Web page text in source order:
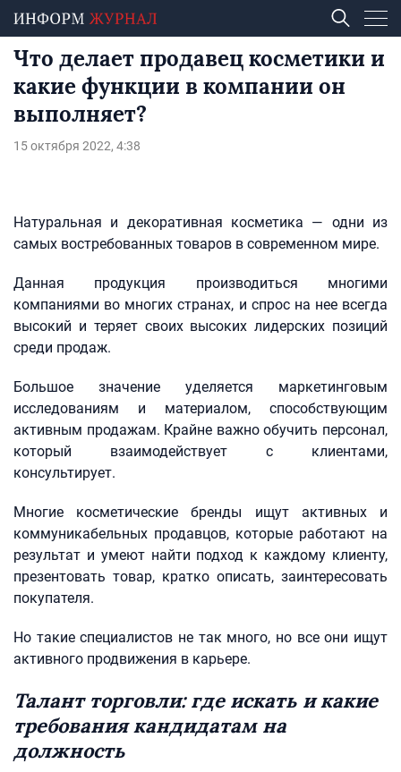
Что делает продавец косметики и
какие функции в компании он
выполняет?
15 октября 2022, 4:38
Натуральная и декоративная косметика — одни из
самых востребованных товаров в современном мире.
Данная продукция производиться многими
компаниями во многих странах, и спрос на нее всегда
высокий и теряет своих высоких лидерских позиций
среди продаж.
Большое значение уделяется маркетинговым
исследованиям и материалом, способствующим
активным продажам. Крайне важно обучить персонал,
который взаимодействует с клиентами,
консультирует.
Многие косметические бренды ищут активных и
коммуникабельных продавцов, которые работают на
результат и умеют найти подход к каждому клиенту,
презентовать товар, кратко описать, заинтересовать
покупателя.
Но такие специалистов не так много, но все они ищут
активного продвижения в карьере.
Талант торговли: где искать и какие
требования кандидатам на
должность